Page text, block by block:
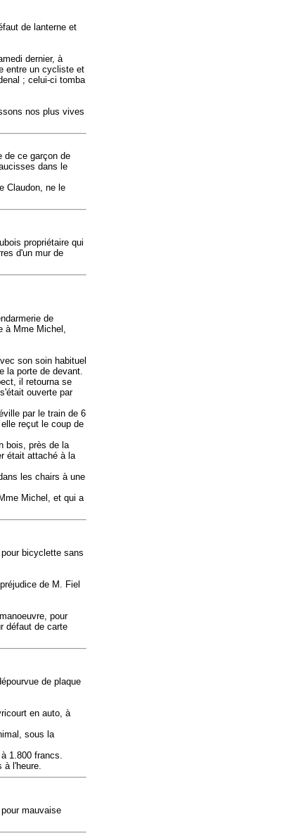
de lanterne et
dernier, à
entre un cycliste et
; celui-ci tomba
nos plus vives
de ce garçon de
dans le
Claudon, ne le
propriétaire qui
d'un mur de
de
à Mme Michel,
son soin habituel
la porte de devant.
il retourna se
ouverte par
par le train de 6
reçut le coup de
bois, près de la
était attaché à la
les chairs à une
Michel, et qui a
bicyclette sans
de M. Fiel
pour
défaut de carte
de plaque
en auto, à
sous la
1.800 francs.
à l'heure.
mauvaise